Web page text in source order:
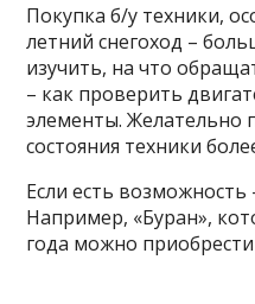
Покупка б/у техники,
летний снегоход –
изучить, на что
– как проверить
элементы. Желательно
состояния техники
Если есть возможность
Например, «Буран»,
года можно приобрести